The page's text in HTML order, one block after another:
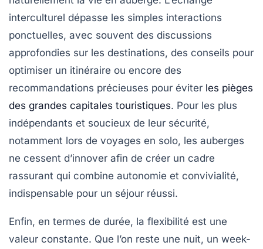
interculturel dépasse les simples interactions
ponctuelles, avec souvent des discussions
approfondies sur les destinations, des conseils pour
optimiser un itinéraire ou encore des
recommandations précieuses pour éviter les pièges
des grandes capitales touristiques. Pour les plus
indépendants et soucieux de leur sécurité,
notamment lors de voyages en solo, les auberges
ne cessent d’innover afin de créer un cadre
rassurant qui combine autonomie et convivialité,
indispensable pour un séjour réussi.
Enfin, en termes de durée, la flexibilité est une
valeur constante. Que l’on reste une nuit, un week-